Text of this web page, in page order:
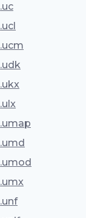
.uc
.ucl
.ucm
.udk
.ukx
.ulx
.umap
.umd
.umod
.umx
.unf